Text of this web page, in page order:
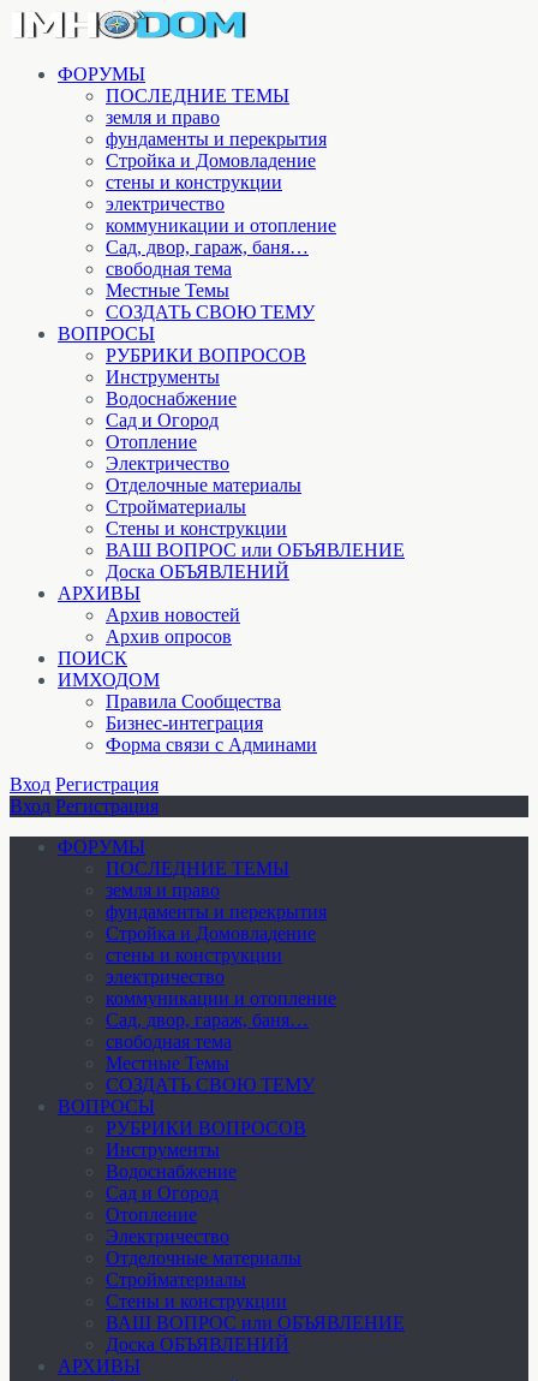
ФОРУМЫ
ПОСЛЕДНИЕ ТЕМЫ
земля и право
фундаменты и перекрытия
Стройка и Домовладение
стены и конструкции
электричество
коммуникации и отопление
Cад, двор, гараж, баня…
свободная тема
Местные Темы
СОЗДАТЬ СВОЮ ТЕМУ
ВОПРОСЫ
РУБРИКИ ВОПРОСОВ
Инструменты
Водоснабжение
Сад и Огород
Отопление
Электричество
Отделочные материалы
Стройматериалы
Стены и конструкции
ВАШ ВОПРОС или ОБЪЯВЛЕНИЕ
Доска ОБЪЯВЛЕНИЙ
АРХИВЫ
Архив новостей
Архив опросов
ПОИСК
ИМХОДОМ
Правила Сообщества
Бизнес-интеграция
Форма связи с Админами
Вход Регистрация
Вход Регистрация
ФОРУМЫ
ПОСЛЕДНИЕ ТЕМЫ
земля и право
фундаменты и перекрытия
Стройка и Домовладение
стены и конструкции
электричество
коммуникации и отопление
Cад, двор, гараж, баня…
свободная тема
Местные Темы
СОЗДАТЬ СВОЮ ТЕМУ
ВОПРОСЫ
РУБРИКИ ВОПРОСОВ
Инструменты
Водоснабжение
Сад и Огород
Отопление
Электричество
Отделочные материалы
Стройматериалы
Стены и конструкции
ВАШ ВОПРОС или ОБЪЯВЛЕНИЕ
Доска ОБЪЯВЛЕНИЙ
АРХИВЫ